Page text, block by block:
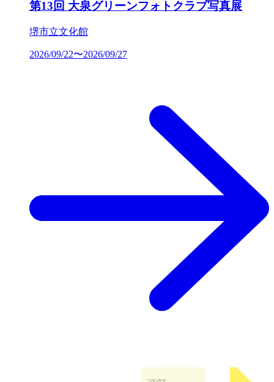
第13回 大泉グリーンフォトクラブ写真展
堺市立文化館
2026/09/22〜2026/09/27